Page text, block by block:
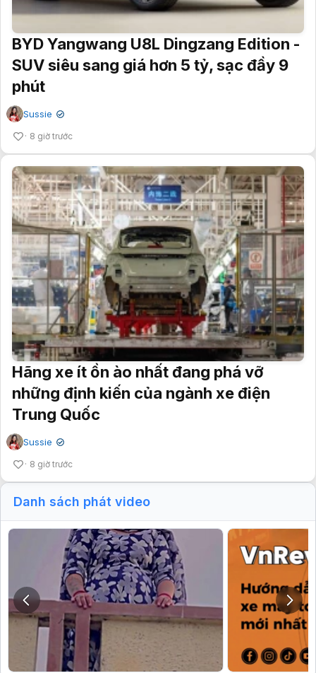
BYD Yangwang U8L Dingzang Edition -
SUV siêu sang giá hơn 5 tỷ, sạc đầy 9
phút
Sussie ✔
8 giờ trước
Hãng xe ít ồn ào nhất đang phá vỡ
những định kiến của ngành xe điện
Trung Quốc
Sussie ✔
8 giờ trước
Danh sách phát video